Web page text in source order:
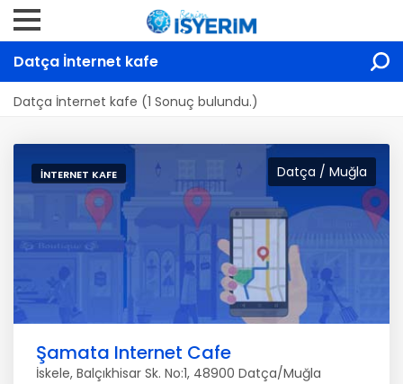
Datça İnternet kafe
Datça İnternet kafe (1 Sonuç bulundu.)
Datça / Muğla
İNTERNET KAFE
Şamata Internet Cafe
İskele, Balçıkhisar Sk. No:1, 48900 Datça/Muğla